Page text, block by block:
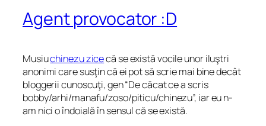
Agent provocator :D
Musiuchinezu zicecă se există vocile unor iluştri
anonimi care susţin că ei pot să scrie mai bine decât
bloggerii cunoscuţi, gen “De căcat ce a scris
bobby/arhi/manafu/zoso/piticu/chinezu”, iar eu n-
am nici o îndoială în sensul că se există.